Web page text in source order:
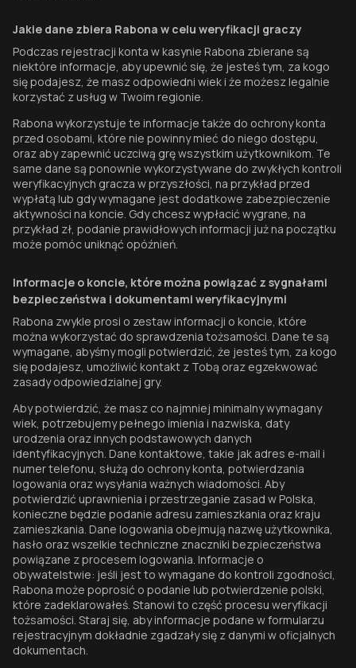
Jakie dane zbiera Rabona w celu weryfikacji graczy
Podczas rejestracji konta w kasynie Rabona zbierane są
niektóre informacje, aby upewnić się, że jesteś tym, za kogo
się podajesz, że masz odpowiedni wiek i że możesz legalnie
korzystać z usług w Twoim regionie.
Rabona wykorzystuje te informacje także do ochrony konta
przed osobami, które nie powinny mieć do niego dostępu,
oraz aby zapewnić uczciwą grę wszystkim użytkownikom. Te
same dane są ponownie wykorzystywane do zwykłych kontroli
weryfikacyjnych gracza w przyszłości, na przykład przed
wypłatą lub gdy wymagane jest dodatkowe zabezpieczenie
aktywności na koncie. Gdy chcesz wypłacić wygrane, na
przykład zł, podanie prawidłowych informacji już na początku
może pomóc uniknąć opóźnień.
Informacje o koncie, które można powiązać z sygnałami
bezpieczeństwa i dokumentami weryfikacyjnymi
Rabona zwykle prosi o zestaw informacji o koncie, które
można wykorzystać do sprawdzenia tożsamości. Dane te są
wymagane, abyśmy mogli potwierdzić, że jesteś tym, za kogo
się podajesz, umożliwić kontakt z Tobą oraz egzekwować
zasady odpowiedzialnej gry.
Aby potwierdzić, że masz co najmniej minimalny wymagany
wiek, potrzebujemy pełnego imienia i nazwiska, daty
urodzenia oraz innych podstawowych danych
identyfikacyjnych. Dane kontaktowe, takie jak adres e-mail i
numer telefonu, służą do ochrony konta, potwierdzania
logowania oraz wysyłania ważnych wiadomości. Aby
potwierdzić uprawnienia i przestrzeganie zasad w Polska,
konieczne będzie podanie adresu zamieszkania oraz kraju
zamieszkania. Dane logowania obejmują nazwę użytkownika,
hasło oraz wszelkie techniczne znaczniki bezpieczeństwa
powiązane z procesem logowania. Informacje o
obywatelstwie: jeśli jest to wymagane do kontroli zgodności,
Rabona może poprosić o podanie lub potwierdzenie polski,
które zadeklarowałeś. Stanowi to część procesu weryfikacji
tożsamości. Staraj się, aby informacje podane w formularzu
rejestracyjnym dokładnie zgadzały się z danymi w oficjalnych
dokumentach.